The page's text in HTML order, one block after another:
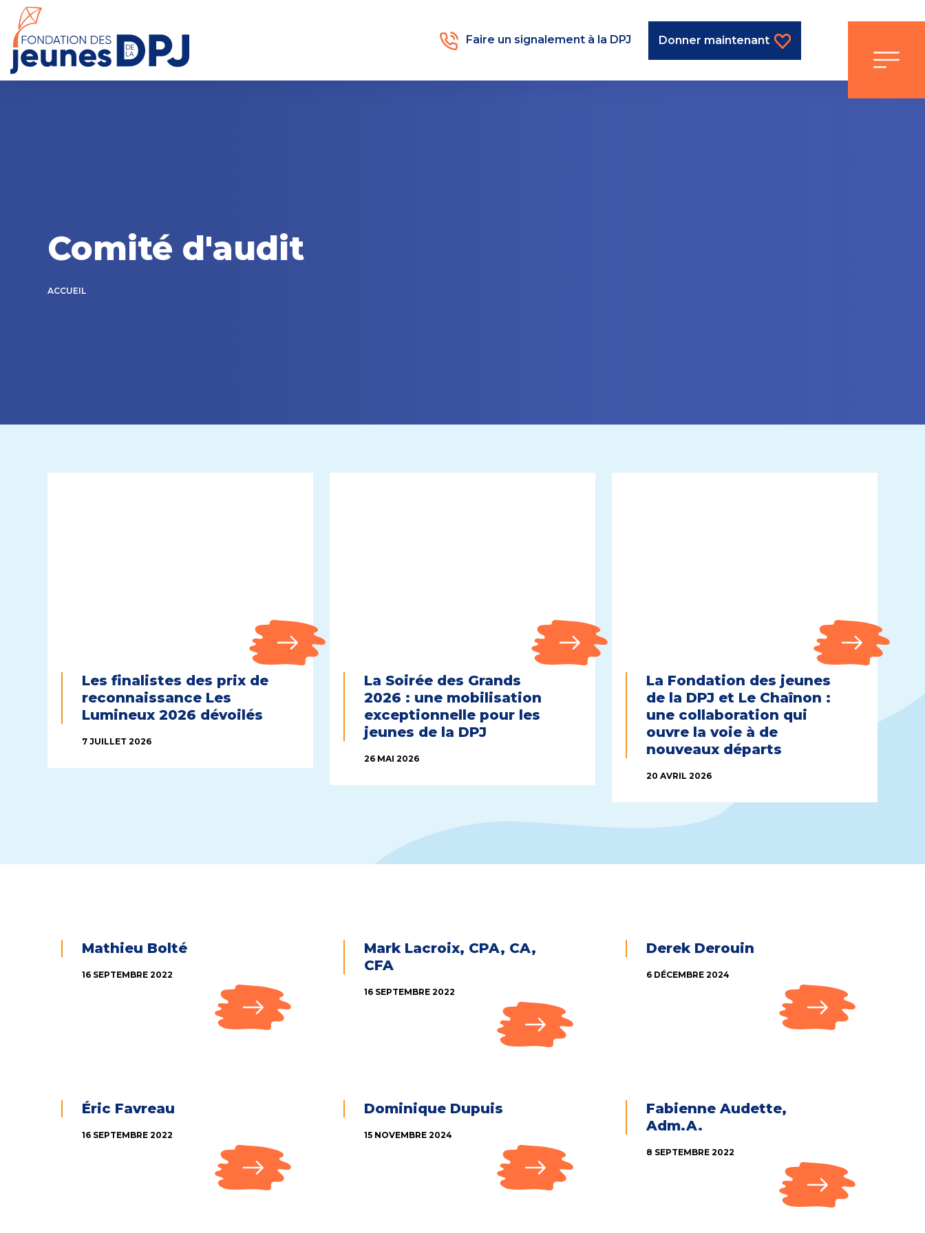
content
Faire un signalement à la DPJ Donner maintenant
Comité d'audit
ACCUEIL
Les finalistes des prix de
reconnaissance Les
Lumineux 2026 dévoilés
7 JUILLET 2026
La Soirée des Grands
2026 : une mobilisation
exceptionnelle pour les
jeunes de la DPJ
26 MAI 2026
La Fondation des jeunes
de la DPJ et Le Chaînon :
une collaboration qui
ouvre la voie à de
nouveaux départs
20 AVRIL 2026
Mathieu Bolté
16 SEPTEMBRE 2022
Mark Lacroix, CPA, CA,
CFA
16 SEPTEMBRE 2022
Derek Derouin
6 DÉCEMBRE 2024
Éric Favreau
16 SEPTEMBRE 2022
Dominique Dupuis
15 NOVEMBRE 2024
Fabienne Audette,
Adm.A.
8 SEPTEMBRE 2022